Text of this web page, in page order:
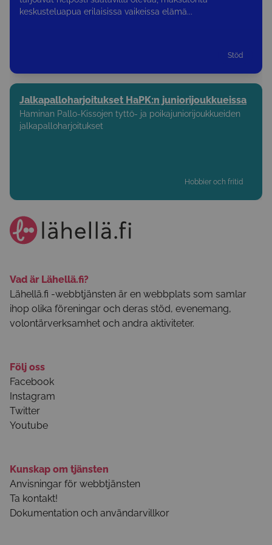
keskusteluapua erilaisissa vaikeissa elämä...
Stöd
Jalkapalloharjoitukset HaPK:n juniorijoukkueissa
Haminan Pallo-Kissojen tyttö- ja poikajuniorijoukkueiden
jalkapalloharjoitukset
Hobbier och fritid
Vad är Lähellä.fi?
Lähellä.fi -webbtjänsten är en webbplats som samlar
ihop olika föreningar och deras stöd, evenemang,
volontärverksamhet och andra aktiviteter.
Följ oss
Facebook
Instagram
Twitter
Youtube
Kunskap om tjänsten
Anvisningar för webbtjänsten
Ta kontakt!
Dokumentation och användarvillkor